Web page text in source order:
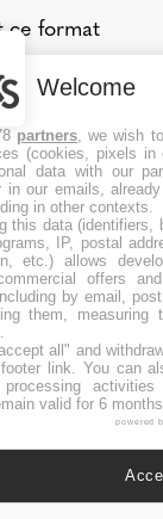
ce format
de
par le
un
leur
intègre
les
le n°1 du
en plus de
Welcome
partners, we wish
(cookies, pixels
data with our
in our emails,
in other contexts.
this data (identifiers,
IP, postal
etc.) allows
offers
by email,
them, measuring
all" and
link. You can
valid for 6
powered